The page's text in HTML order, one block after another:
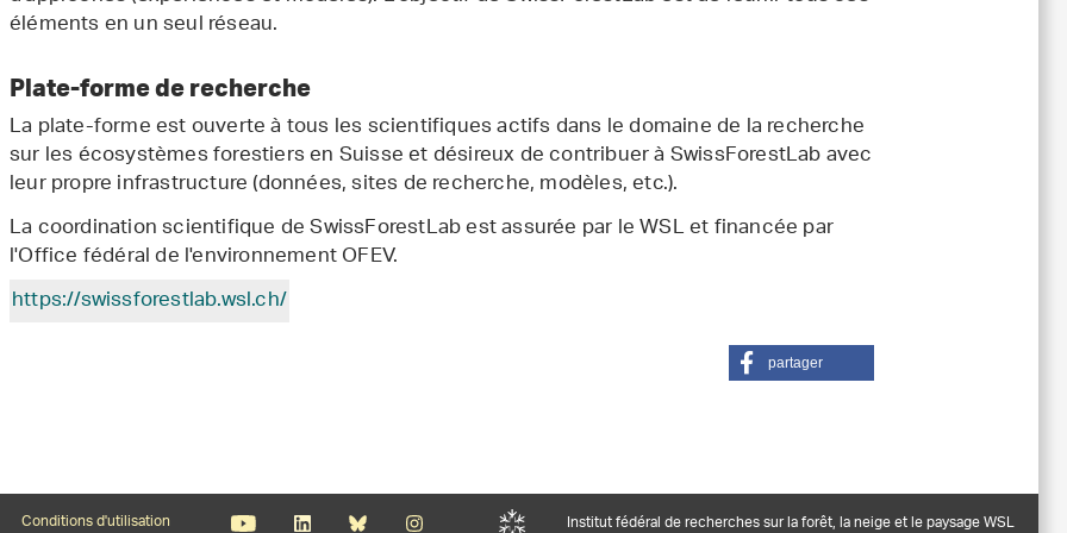
éléments en un seul réseau.
Plate-forme de recherche
La plate-forme est ouverte à tous les scientifiques actifs dans le domaine de la recherche
sur les écosystèmes forestiers en Suisse et désireux de contribuer à SwissForestLab avec
leur propre infrastructure (données, sites de recherche, modèles, etc.).
La coordination scientifique de SwissForestLab est assurée par le WSL et financée par
l'Office fédéral de l'environnement OFEV.
https://swissforestlab.wsl.ch/
partager
Conditions d'utilisation Institut fédéral de recherches sur la forêt, la neige et le paysage WSL